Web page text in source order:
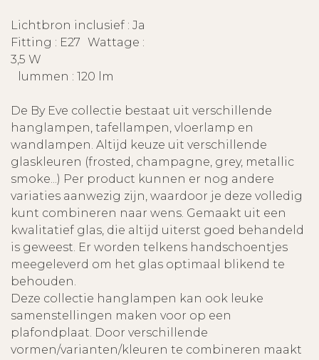
Lichtbron inclusief : Ja
Fitting : E27 Wattage :
3,5 W
lummen : 120 lm
De By Eve collectie bestaat uit verschillende
hanglampen, tafellampen, vloerlamp en
wandlampen. Altijd keuze uit verschillende
glaskleuren (frosted, champagne, grey, metallic
smoke...) Per product kunnen er nog andere
variaties aanwezig zijn, waardoor je deze volledig
kunt combineren naar wens. Gemaakt uit een
kwalitatief glas, die altijd uiterst goed behandeld
is geweest. Er worden telkens handschoentjes
meegeleverd om het glas optimaal blikend te
behouden.
Deze collectie hanglampen kan ook leuke
samenstellingen maken voor op een
plafondplaat. Door verschillende
vormen/varianten/kleuren te combineren maakt